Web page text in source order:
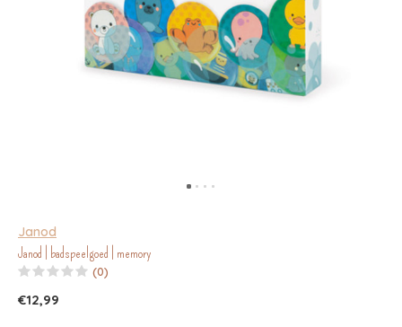
Janod
Janod | badspeelgoed | memory
(0)
€12,99